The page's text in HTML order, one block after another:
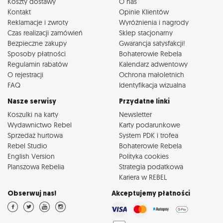
Kontakt
Reklamacje i zwroty
Czas realizacji zamówień
Bezpieczne zakupy
Sposoby płatności
Regulamin rabatów
O rejestracji
FAQ
Opinie Klientów
Wyróżnienia i nagrody
Sklep stacjonarny
Gwarancja satysfakcji!
Bohaterowie Rebela
Kalendarz adwentowy
Ochrona małoletnich
Identyfikacja wizualna
Nasze serwisy
Koszulki na karty
Wydawnictwo Rebel
Sprzedaż hurtowa
Rebel Studio
English Version
Planszowa Rebelia
Przydatne linki
Newsletter
Karty podarunkowe
System PDK i trofea
Bohaterowie Rebela
Polityka cookies
Strategia podatkowa
Kariera w REBEL
Obserwuj nas! Akceptujemy płatności